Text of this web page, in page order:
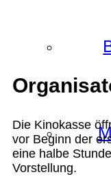
Die Kinokasse
vor Beginn der
eine halbe
Vorstellung.